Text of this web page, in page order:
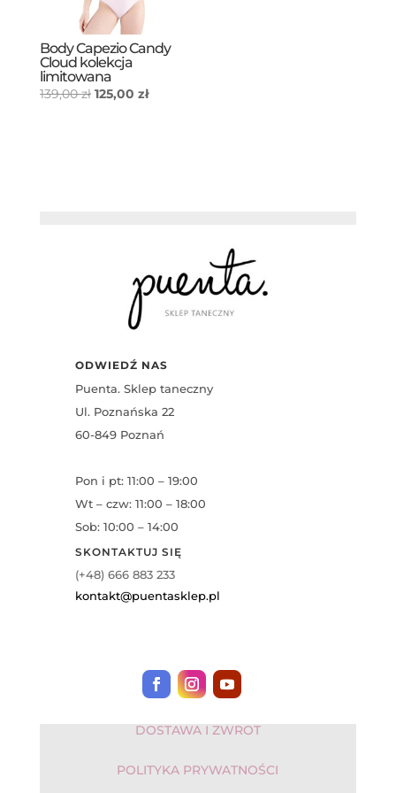
Body Capezio Candy
Cloud kolekcja
limitowana
139,00zł Pierwotna
125,00 złAktualna
ODWIEDŹ NAS
Puenta. Sklep taneczny
Ul. Poznańska 22
60-849 Poznań
Pon i pt: 11:00 – 19:00
Wt – czw: 11:00 – 18:00
Sob: 10:00 – 14:00
SKONTAKTUJ SIĘ
(+48) 666 883 233
kontakt@puentasklep.pl
DOSTAWA I ZWROT
POLITYKA PRYWATNOŚCI